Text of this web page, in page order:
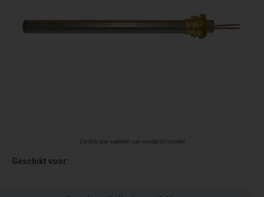
De foto kan variëren van model tot model
Geschikt voor: